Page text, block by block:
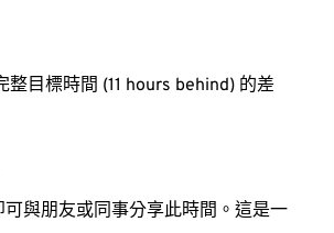
目標時間 (11 hours behind) 的差
與朋友或同事分享此時間。這是一